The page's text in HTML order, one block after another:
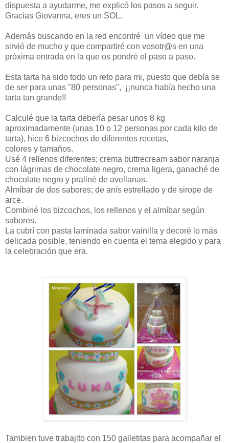
dispuesta a ayudarme, me explicó los pasos a seguir.
Gracias Giovanna, eres un SOL.
Además buscando en la red encontré un vídeo que me
sirvió de mucho y que compartiré con vosotr@s en una
próxima entrada en la que os pondré el paso a paso.
Esta tarta ha sido todo un reto para mi, puesto que debía se
de ser para unas "80 personas", ¡¡nunca había hecho una
tarta tan grande!!
Calculé que la tarta debería pesar unos 8 kg
aproximadamente (unas 10 o 12 personas por cada kilo de
tarta), hice 6 bizcochos de diferentes recetas,
colores y tamaños.
Usé 4 rellenos diferentes; crema buttrecream sabor naranja
con lágrimas de chocolate negro, crema ligera, ganaché de
chocolate negro y praliné de avellanas.
Almíbar de dos sabores; de anís estrellado y de sirope de
arce.
Combiné los bizcochos, los rellenos y el almíbar según
sabores.
La cubrí con pasta laminada sabor vainilla y decoré lo más
delicada posible, teniendo en cuenta el tema elegido y para
la celebración que era.
Tambien tuve trabajito con 150 galletitas para acompañar el